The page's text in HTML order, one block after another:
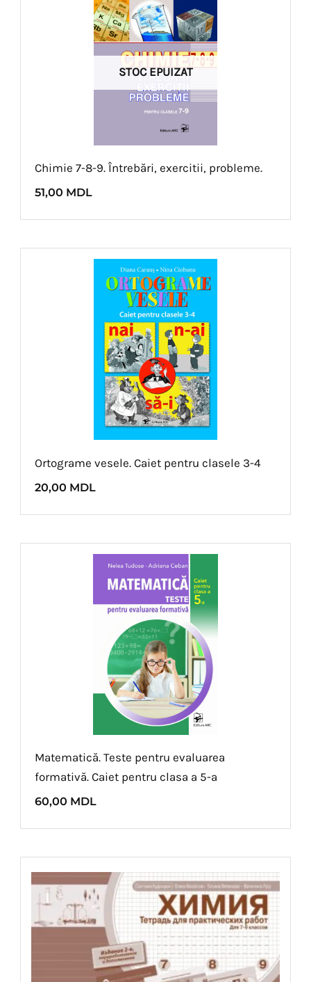
STOC EPUIZAT
Chimie 7-8-9. Întrebări, exercitii, probleme.
51,00 MDL
Ortograme vesele. Caiet pentru clasele 3-4
20,00 MDL
Matematică. Teste pentru evaluarea
formativă. Caiet pentru clasa a 5-a
60,00 MDL